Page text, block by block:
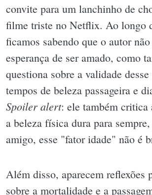
convite para um lanchinho de
filme triste no Netflix. Ao longo
ficamos sabendo que o autor
esperança de ser amado, como
questiona sobre a validade
tempos de beleza passageira e
Spoiler alert: ele também critica
a beleza física dura para
amigo, esse "fator idade" não é
Além disso, aparecem reflexões
sobre a mortalidade e a